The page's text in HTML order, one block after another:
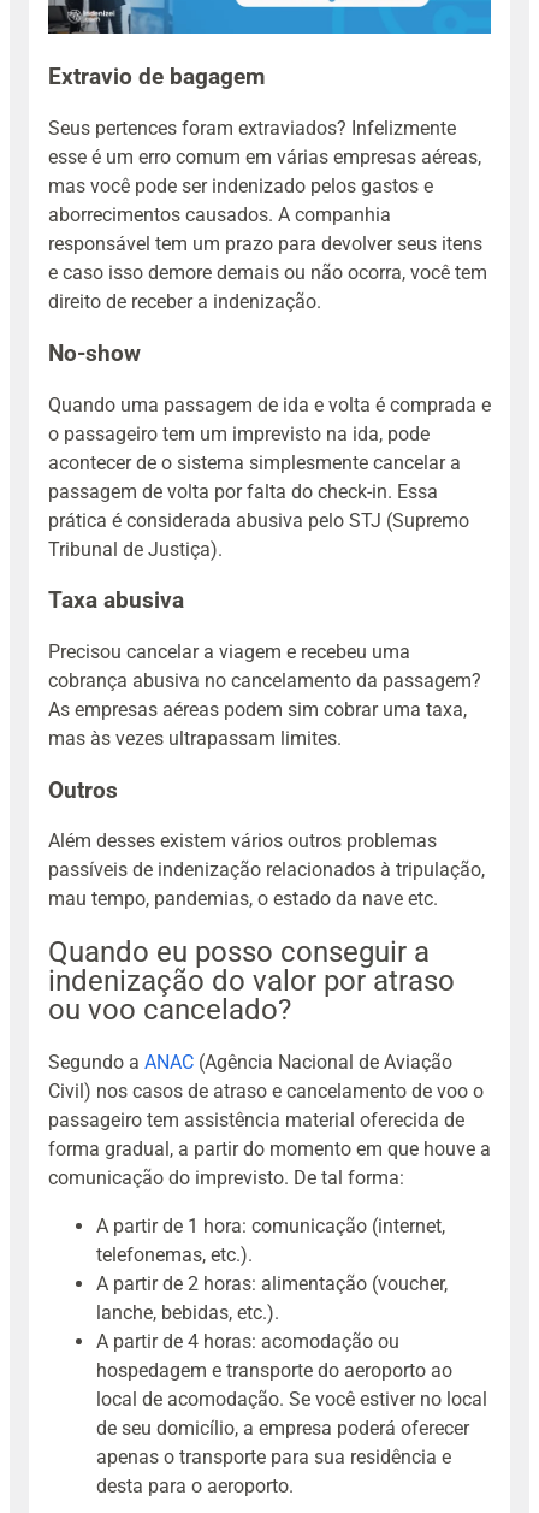
Extravio de bagagem
Seus pertences foram extraviados? Infelizmente
esse é um erro comum em várias empresas aéreas,
mas você pode ser indenizado pelos gastos e
aborrecimentos causados. A companhia
responsável tem um prazo para devolver seus itens
e caso isso demore demais ou não ocorra, você tem
direito de receber a indenização.
No-show
Quando uma passagem de ida e volta é comprada e
o passageiro tem um imprevisto na ida, pode
acontecer de o sistema simplesmente cancelar a
passagem de volta por falta do check-in‍. Essa
prática é considerada abusiva pelo STJ (Supremo
Tribunal de Justiça).
Taxa abusiva
Precisou cancelar a viagem e recebeu uma
cobrança abusiva no cancelamento da passagem?
As empresas aéreas podem sim cobrar uma taxa,
mas às vezes ultrapassam limites.
Outros
Além desses existem vários outros problemas
passíveis de indenização relacionados à tripulação,
mau tempo, pandemias, o estado da nave etc.
Quando eu posso conseguir a
indenização do valor por atraso
ou voo cancelado?
Segundo a ANAC (Agência Nacional de Aviação
Civil) nos casos de atraso e cancelamento de voo o
passageiro tem assistência material oferecida de
forma gradual, a partir do momento em que houve a
comunicação do imprevisto. De tal forma:
A partir de 1 hora: comunicação (internet,
telefonemas, etc.).
A partir de 2 horas: alimentação (voucher,
lanche, bebidas, etc.).
A partir de 4 horas: acomodação ou
hospedagem e transporte do aeroporto ao
local de acomodação. Se você estiver no local
de seu domicílio, a empresa poderá oferecer
apenas o transporte para sua residência e
desta para o aeroporto.